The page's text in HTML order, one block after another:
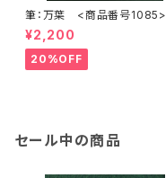
筆：万葉 <商品番号1085>
¥2,200
20%OFF
セール中の商品